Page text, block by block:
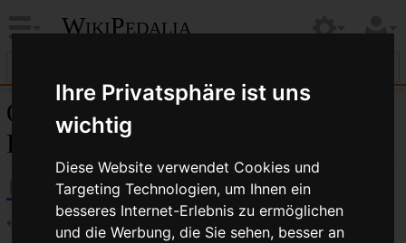
Ihre Privatsphäre ist uns
wichtig
Diese Website verwendet Cookies und
Targeting Technologien, um Ihnen ein
besseres Internet-Erlebnis zu ermöglichen
und die Werbung, die Sie sehen, besser an
WikiPedalia
Quelltext der Seite Schließe Dein
Fahrrad ab
← Schließe Dein Fahrrad ab